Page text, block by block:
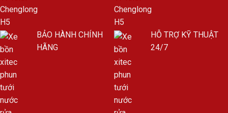
BẢO HÀNH CHÍNH
HÃNG
HỖ TRỢ KỸ THUẬT
24/7